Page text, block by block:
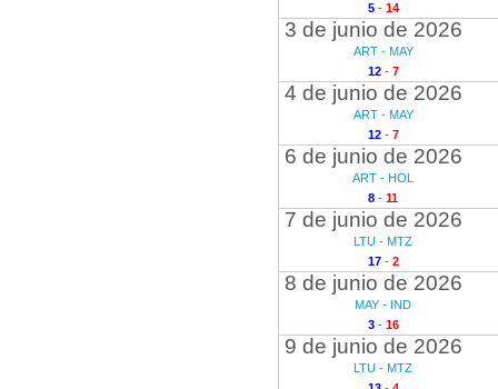
5- 14
3 de junio de 2026
ART - MAY
12- 7
4 de junio de 2026
ART - MAY
12- 7
6 de junio de 2026
ART - HOL
8 - 11
7 de junio de 2026
LTU - MTZ
17- 2
8 de junio de 2026
MAY - IND
3- 16
9 de junio de 2026
LTU - MTZ